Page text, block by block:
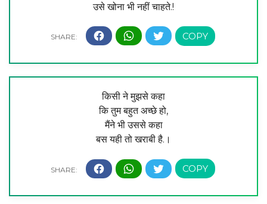
उसे खोना भी नहीं चाहते.!
किसी ने मुझसे कहा
कि तुम बहुत अच्छे हो,
मैंने भी उससे कहा
बस यही तो खराबी है.।